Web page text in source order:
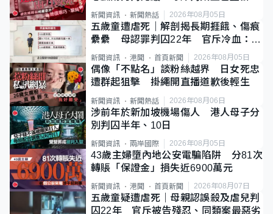
新聞資訊 新聞熱話 2026年08月05日
五歲童遭虐死｜解剖揭長期捱餓、傷痕
纍纍 母認罪判囚22年 官斥冷血：同
類案最惡劣
新聞資訊 港聞 首頁新聞 2026年08月05日
偶像「不點名」談粉絲越界 日女死忠
遭群起狙擊 掛繩開直播道歉後輕生
新聞資訊 新聞熱話 2026年08月06日
涉前年於新加坡機場傷人 港人母子分
別判囚半年、10日
新聞資訊 兩岸國際 2026年08月05日
43歲主婦墮內地公安電騙陷阱 分81次
轉賬「保證金」損失近6900萬元
新聞資訊 港聞 首頁新聞 2026年08月07日
五歲童疑遭虐死｜母親認誤殺及虐兒判
囚22年 官斥被告殘忍、同類案最惡劣